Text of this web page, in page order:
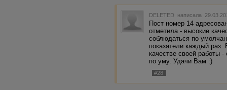
DELETED написала
Пост номер 14
отметила - высокие
соблюдаться по
показатели каждый
качестве своей работы
по уму. Удачи Вам :)
#28